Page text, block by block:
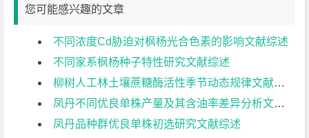
您可能感兴趣的文章
不同浓度Cd胁迫对枫杨光合色素的影响文献综述
不同家系枫杨种子特性研究文献综述
柳树人工林土壤蔗糖酶活性季节动态规律文献综述
凤丹不同优良单株产量及其含油率差异分析文献综述
凤丹品种群优良单株初选研究文献综述